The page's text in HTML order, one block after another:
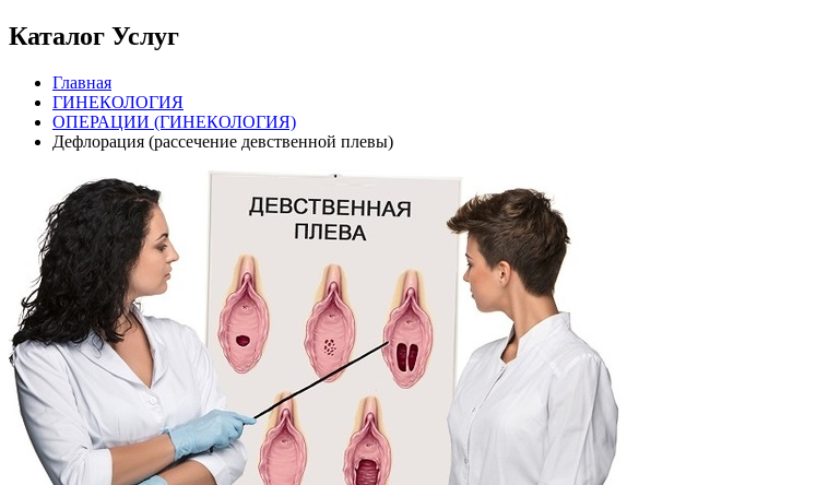
Каталог Услуг
Главная
ГИНЕКОЛОГИЯ
ОПЕРАЦИИ (ГИНЕКОЛОГИЯ)
Дефлорация (рассечение девственной плевы)